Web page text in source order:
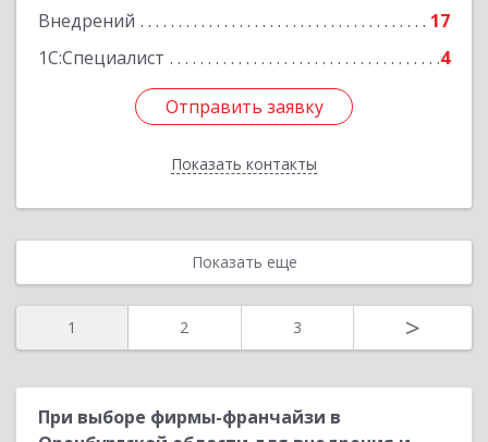
Внедрений
17
1С:Специалист
4
Отправить заявку
Показать контакты
Подробнее
Отправить заявку
Назад
Показать еще
1 2 3 >
При выборе фирмы-франчайзи в